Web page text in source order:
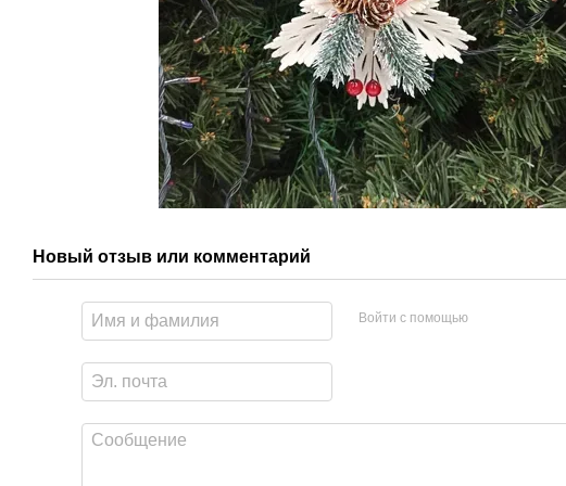
Новый отзыв или комментарий
Войти с помощью